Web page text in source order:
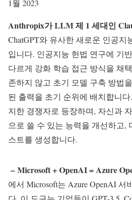
1월 2023
Anthropix가 LLM 제 1 세대인
ChatGPT와 유사한 새로운 인공지
입니다. 인공지능 헌법 연구에 기
다르게 강화 학습 접근 방식을 채
존하지 않고 초기 모델 구축 방법
된 출력을 초기 순위에 배치합니다
지한 경쟁자로 등장하며, 자신과
으로 쓸 수 있는 능력을 개선하고,
스트를 생성합니다.
– Microsoft + OpenAI = Azure
에서 Microsoft는 Azure OpenAI 서